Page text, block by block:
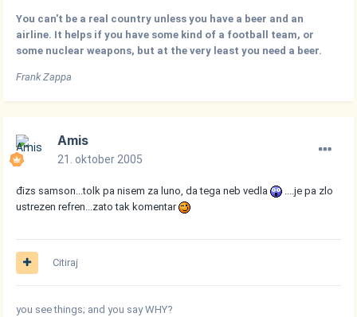
You can't be a real country unless you have a beer and an
airline. It helps if you have some kind of a football team, or
some nuclear weapons, but at the very least you need a beer.
Frank Zappa
Amis
21. oktober 2005
đizs samson...tolk pa nisem za luno, da tega neb vedla
....je pa zlo
ustrezen refren...zato tak komentar
Citiraj
you see things; and you say WHY?